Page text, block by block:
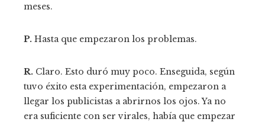
meses.
P. Hasta que empezaron los problemas.
R. Claro. Esto duró muy poco. Enseguida, según
tuvo éxito esta experimentación, empezaron a
llegar los publicistas a abrirnos los ojos. Ya no
era suficiente con ser virales, había que empezar